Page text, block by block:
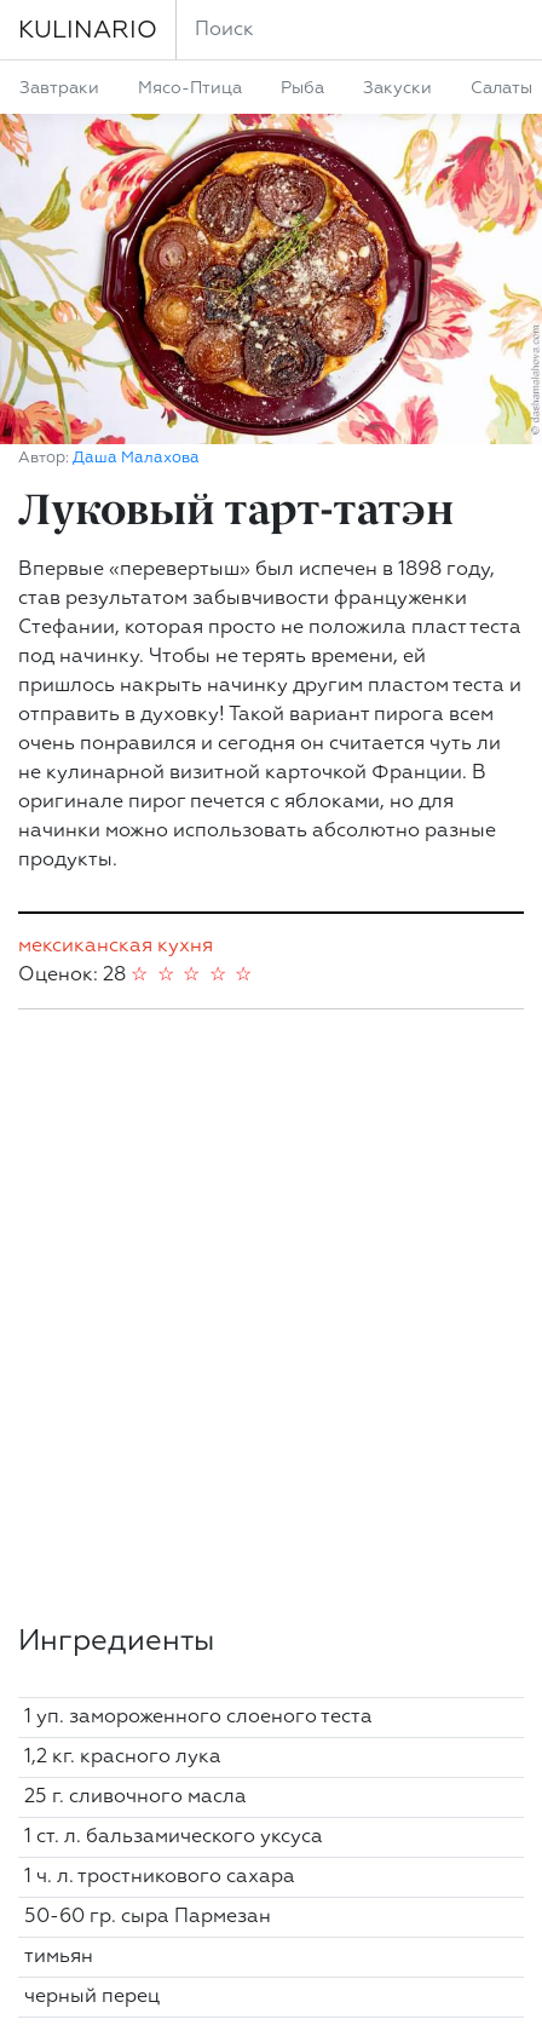
KULINARIO
Завтраки Мясо-Птица Рыба Закуски Салаты
Автор: Даша Малахова
Луковый тарт-татэн
Впервые «перевертыш» был испечен в 1898 году,
став результатом забывчивости француженки
Стефании, которая просто не положила пласт теста
под начинку. Чтобы не терять времени, ей
пришлось накрыть начинку другим пластом теста и
отправить в духовку! Такой вариант пирога всем
очень понравился и сегодня он считается чуть ли
не кулинарной визитной карточкой Франции. В
оригинале пирог печется с яблоками, но для
начинки можно использовать абсолютно разные
продукты.
мексиканская кухня
Оценок: 28
☆
☆
☆
☆
☆
Ингредиенты
1 уп. замороженного слоеного теста
1,2 кг. красного лука
25 г. сливочного масла
1 ст. л. бальзамического уксуса
1 ч. л. тростникового сахара
50-60 гр. сыра Пармезан
тимьян
черный перец